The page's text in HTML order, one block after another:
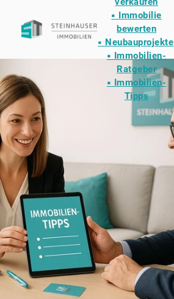
verkaufen
▪ Immobilie
bewerten
▪ Neubauprojekte
▪ Immobilien-
Ratgeber
▪ Immobilien-
Tipps